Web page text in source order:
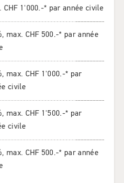
CHF 1'000.-* par année civile
max. CHF 500.-* par année
max. CHF 1'000.-* par
civile
max. CHF 1'500.-* par
civile
max. CHF 500.-* par année